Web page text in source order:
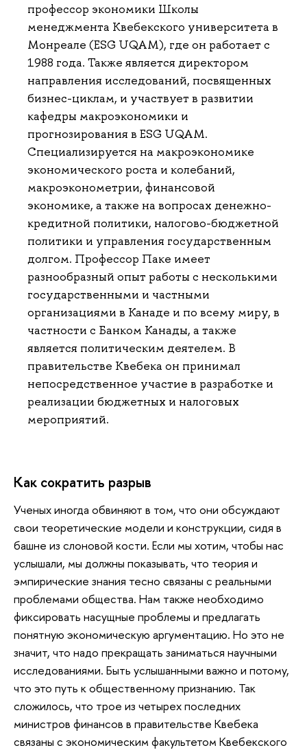
профессор экономики Школы
менеджмента Квебекского университета в
Монреале (ESG UQAM), где он работает с
1988 года. Также является директором
направления исследований, посвященных
бизнес-циклам, и участвует в развитии
кафедры макроэкономики и
прогнозирования в ESG UQAM.
Специализируется на макроэкономике
экономического роста и колебаний,
макроэконометрии, финансовой
экономике, а также на вопросах денежно-
кредитной политики, налогово-бюджетной
политики и управления государственным
долгом. Профессор Паке имеет
разнообразный опыт работы с несколькими
государственными и частными
организациями в Канаде и по всему миру, в
частности с Банком Канады, а также
является политическим деятелем. В
правительстве Квебека он принимал
непосредственное участие в разработке и
реализации бюджетных и налоговых
мероприятий.
Как сократить разрыв
Ученых иногда обвиняют в том, что они обсуждают
свои теоретические модели и конструкции, сидя в
башне из слоновой кости. Если мы хотим, чтобы нас
услышали, мы должны показывать, что теория и
эмпирические знания тесно связаны с реальными
проблемами общества. Нам также необходимо
фиксировать насущные проблемы и предлагать
понятную экономическую аргументацию. Но это не
значит, что надо прекращать заниматься научными
исследованиями. Быть услышанными важно и потому,
что это путь к общественному признанию. Так
сложилось, что трое из четырех последних
министров финансов в правительстве Квебека
связаны с экономическим факультетом Квебекского